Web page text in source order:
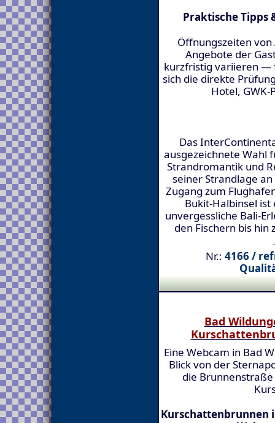
Praktische Tipps
Öffnungszeiten
Angebote der
kurzfristig variieren —
sich die direkte
Hotel,
Das
ausgezeichnete Wahl
Strandromantik und
seiner Strandlage
Zugang zum
Bukit-Halbinsel
unvergessliche Bali-
den Fischern bis hin
Nr.: 4166 /
Bad
Eine Webcam in Bad
Blick von der
die
Kurschattenbrunnen